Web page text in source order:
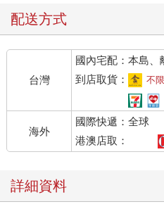
的實踐。
我在《真原醫》、《靜坐》都提
的一個主要部份，一般的作用是
快、心跳加速、呼吸急促；而副
現代人的現況是這樣的──我們每
激裡，很少人能在交感和副交感
一個人都受到交感神經過度活化
然而，如果懂得怎麼刺激副交感
鬆的作用。
配送方式
台灣
國內宅配：本島、
到店取貨：
不
海外
國際快遞：全球
港澳店取：
詳細資料